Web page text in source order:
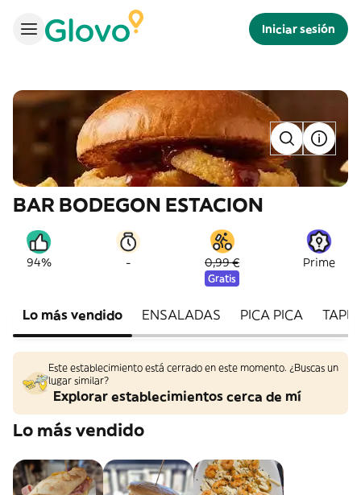
Iniciar sesión
BAR BODEGON ESTACION
94% - 0,99 €
Gratis
Prime
Lo más vendido ENSALADAS PICA PICA
Este establecimiento está cerrado en este momento. ¿Buscas un
lugar similar?
Explorar establecimientos cerca de mí
Lo más vendido